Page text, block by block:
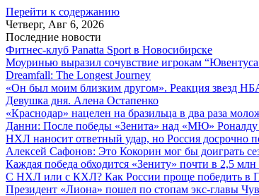
Перейти к содержанию
Четверг, Авг 6, 2026
Последние новости
Фитнес-клуб Panatta Sport в Новосибирске
Моуринью выразил сочувствие игрокам
Dreamfall: The Longest Journey
«Он был моим близким другом». Реакция звезд
Девушка дня. Алена Остапенко
«Краснодар» нацелен на бразильца в два раза
Данни: После победы «Зенита» над «МЮ»
НХЛ наносит ответный удар, но Россия досрочно
Алексей Сафонов: Это Кокорин мог бы доиграть
Каждая победа обходится «Зениту» почти в 2,5
С НХЛ или с КХЛ? Как России проще победить в
Президент «Лиона» пошел по стопам экс-главы